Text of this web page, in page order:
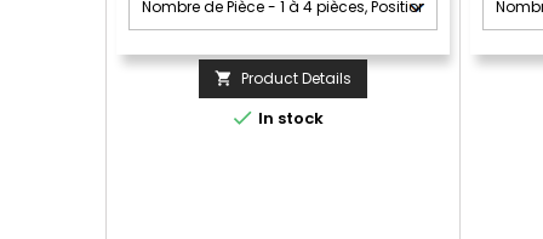
 Product Details
 In stock